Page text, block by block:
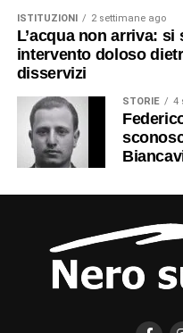
ISTITUZIONI 2 settimane ago
L’acqua non arriva: si
intervento doloso
disservizi
STORIE 4